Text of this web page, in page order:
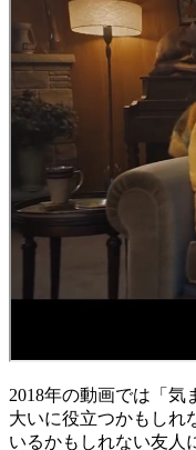
2018年の動画では「気
大いに役立つかもしれ
いるかもしれない友人